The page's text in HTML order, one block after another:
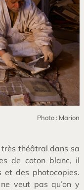
Photo : Marion
théâtral dans sa
de coton blanc, il
et des photocopies.
veut pas qu’on y